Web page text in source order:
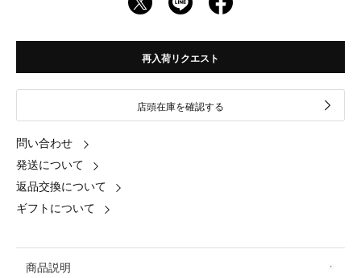
再入荷リクエスト
店頭在庫を確認する
問い合わせ
発送について
返品交換について
ギフトについて
商品説明